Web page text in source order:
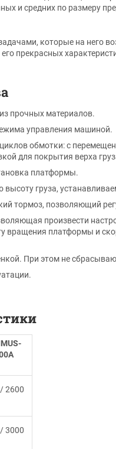
и средних по размеру
которые на него
прекрасных
прочных материалов.
управления машиной.
обмотки: с
для покрытия верха
платформы.
груза,
тормоз, позволяющий
произвести
вращения платформы и
При этом не
2600
3000